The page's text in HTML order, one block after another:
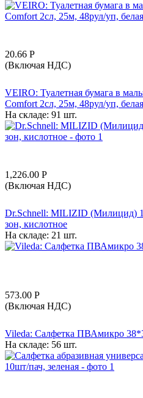
20.66 Р
(Включая НДС)
VEIRO: Туалетная бумага в
Comfort 2сл, 25м, 48рул/уп, белая
На складе: 91 шт.
1,226.00 Р
(Включая НДС)
Dr.Schnell: MILIZID (Милицид)
зон, кислотное
На складе: 21 шт.
573.00 Р
(Включая НДС)
Vileda: Салфетка ПВАмикро
На складе: 56 шт.